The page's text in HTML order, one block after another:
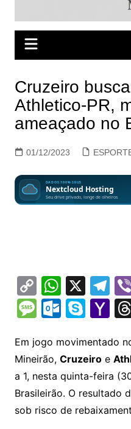
Cruzeiro
Athletico-PR,
ameaçado no
01/12/2023
C
o
p
y
Li
n
k
W
h
at
s
A
p
p
X T
el
e
gr
a
m
M
s
s
a
g
O
lo
o
k.
c
S
y
p
e
Y
h
o
o
M
Em jogo movimentado
Mineirão, Cruzeiroe
a 1, nesta quinta-feira
Brasileirão. O resultado
sob risco de